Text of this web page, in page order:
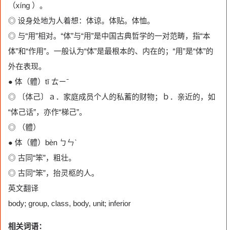
（xíng ）。
◎ 设身处地为人着想：体谅。体贴。体恤。
◎ 与“用”相对。“体”与“用”是中国古典哲学的一对范畴，指“本
体”和“作用”。一般认为“体”是最根本的、内在的；“用”是“体”的
外在表现。
● 体（體）tī ㄊㄧˉ
◎ 〔体己〕ａ．家庭成员个人的私蓄的财物；ｂ．亲近的，如
“体己话”，亦作“梯己”。
◎ （體）
● 体（體）bèn ㄅㄣˋ
◎ 古同“笨”，粗壮。
◎ 古同“笨”，抬灵柩的人。
英文翻译
body; group, class, body, unit; inferior
相关词语：